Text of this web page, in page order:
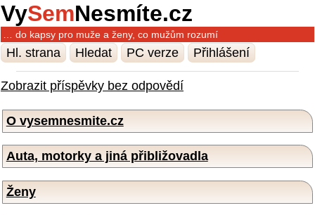
VySemNesmíte.cz
… do kapsy pro muže a ženy, co mužům rozumí
Hl. strana Hledat PC verze Přihlášení
Zobrazit příspěvky bez odpovědí
O vysemnesmite.cz
Auta, motorky a jiná přibližovadla
Ženy